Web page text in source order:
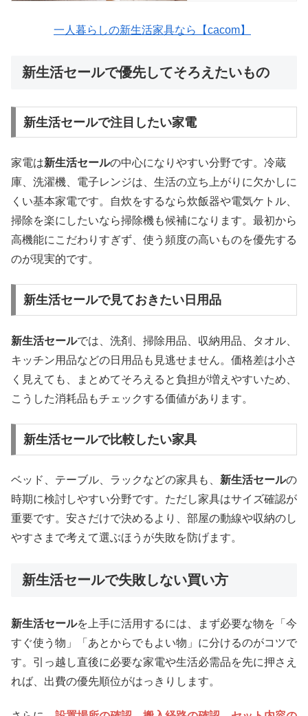
一人暮らしの新生活家具なら【cacom】
新生活セールで優先してそろえたいもの
新生活セールで注目したい家電
家電は新生活セールの中心になりやすい分野です。冷蔵
庫、洗濯機、電子レンジは、生活の立ち上がりに欠かしに
くい基本家電です。自炊をするなら炊飯器や電気ケトル、
掃除を楽にしたいなら掃除機も候補になります。最初から
高機能にこだわりすぎず、使う頻度の高いものを優先する
のが現実的です。
新生活セールで見ておきたい日用品
新生活セールでは、洗剤、掃除用品、収納用品、タオル、
キッチン用品などの日用品も見逃せません。価格差は小さ
く見えても、まとめてそろえると負担が増えやすいため、
こうした消耗品もチェックする価値があります。
新生活セールで比較したい家具
ベッド、テーブル、ラックなどの家具も、 新生活セールの
時期に検討しやすい分野です。ただし家具はサイズ確認が
重要です。安さだけで決めるより、部屋の動線や収納のし
やすさまで考えて選ぶほうが失敗を防げます。
新生活セールで失敗しない買い方
新生活セールを上手に活用するには、まず必要な物を「今
すぐ使う物」「あとからでもよい物」に分けるのがコツで
す。引っ越し直後に必要な家電や生活必需品を先に押さえ
れば、出費の優先順位がはっきりします。